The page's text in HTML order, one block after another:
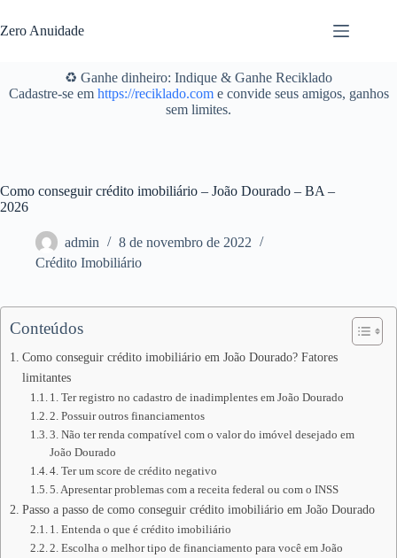
para
o
Zero Anuidade
♻️ Ganhe dinheiro: Indique & Ganhe Reciklado
Cadastre-se em https://reciklado.come convide seus amigos, ganhos
sem limites.
Como conseguir crédito imobiliário – João Dourado – BA –
2026
admin
8 de novembro de 2022
Crédito Imobiliário
Conteúdos
Como conseguir crédito imobiliário em João Dourado? Fatores
limitantes
1. Ter registro no cadastro de inadimplentes em João Dourado
2. Possuir outros financiamentos
3. Não ter renda compatível com o valor do imóvel desejado em
João Dourado
4. Ter um score de crédito negativo
5. Apresentar problemas com a receita federal ou com o INSS
Passo a passo de como conseguir crédito imobiliário em João Dourado
1. Entenda o que é crédito imobiliário
2. Escolha o melhor tipo de financiamento para você em João